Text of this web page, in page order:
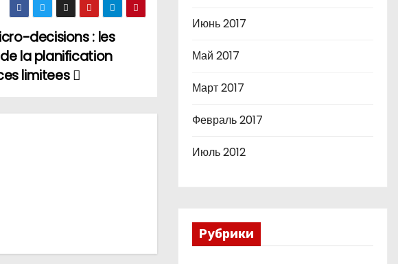
decisions : les
la planification
limitees
Июнь 2017
Май 2017
Март 2017
Февраль 2017
Июль 2012
Рубрики